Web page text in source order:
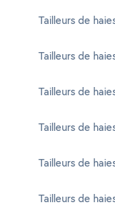
Tailleurs de
Tailleurs de
Tailleurs de
Tailleurs de
Tailleurs de
Tailleurs de